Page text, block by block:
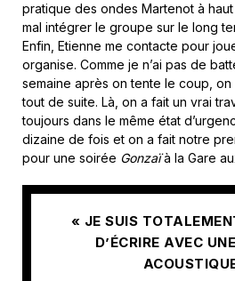
pratique des ondes Martenot à
mal intégrer le groupe sur le long
Enfin, Etienne me contacte pour
organise. Comme je n’ai pas de
semaine après on tente le coup,
tout de suite. Là, on a fait un vrai
toujours dans le même état
dizaine de fois et on a fait notre
pour une soirée Gonzaïà la Gare
« JE SUIS
D’ÉCRIRE AVEC